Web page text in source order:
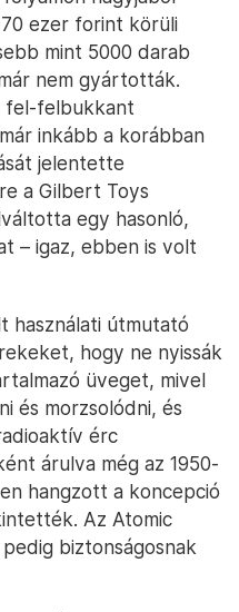
ezer forint körüli
mint 5000 darab
nem gyártották.
fel-felbukkant
inkább a korábban
jelentette
a Gilbert Toys
egy hasonló,
– igaz, ebben is volt
használati útmutató
hogy ne nyissák
üveget, mivel
és morzsolódni, és
érc
árulva még az 1950-
hangzott a koncepció
Az Atomic
biztonságosnak